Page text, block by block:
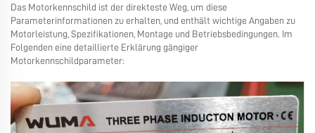
Das Motorkennschild ist der direkteste Weg, um diese
Parameterinformationen zu erhalten, und enthält wichtige Angaben zu
Motorleistung, Spezifikationen, Montage und Betriebsbedingungen. Im
Folgenden eine detaillierte Erklärung gängiger
Motorkennschildparameter: